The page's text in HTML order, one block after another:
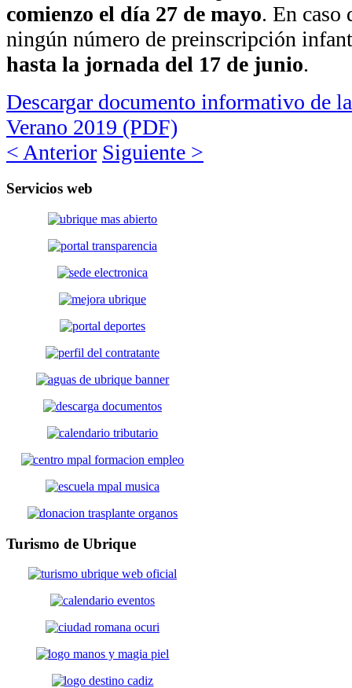
comienzo el día 27 de mayo. En caso
ningún número de preinscripción
hasta la jornada del 17 de junio.
Descargar documento informativo de
Verano 2019 (PDF)
< Anterior Siguiente >
Servicios web
Turismo de Ubrique